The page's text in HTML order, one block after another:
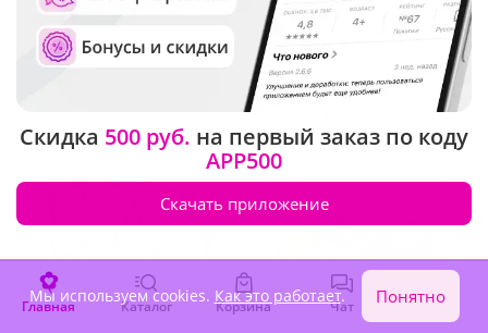
5(960)
Букет "Фаворит"
В наличии
4.9(657)
Яркий букет
В наличии
Акция
Главная Каталог Корзина Чат Войти
Скидка 500 руб. на первый заказ по коду
APP500
Скачать приложение
Мы используем cookies. Как это работает. Понятно